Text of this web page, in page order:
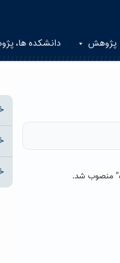
پژوهش دانشکده ها،
منصوب شد.